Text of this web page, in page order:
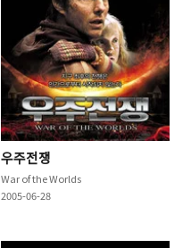
우주전쟁
War of the Worlds
2005-06-28